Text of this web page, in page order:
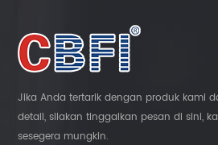
Jika Anda tertarik dengan produk kami
detail, silakan tinggalkan pesan di sini,
sesegera mungkin.